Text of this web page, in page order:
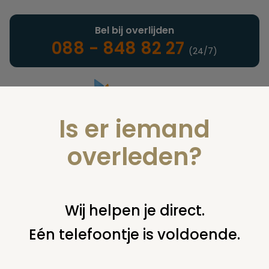
Landelijke uitvaartonderneming
Bel bij overlijden
088 - 848 82 27 (24/7)
home directe hulp
Is er iemand
overleden?
Wij helpen je direct.
Eén telefoontje is voldoende.